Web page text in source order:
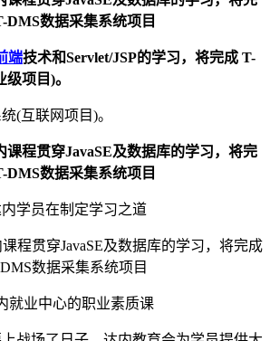
端技术和Servlet/JSP的学习，将完成 T-
项目)。
(互联网项目)。
学员在制定学习之道
就业中心的职业素质课